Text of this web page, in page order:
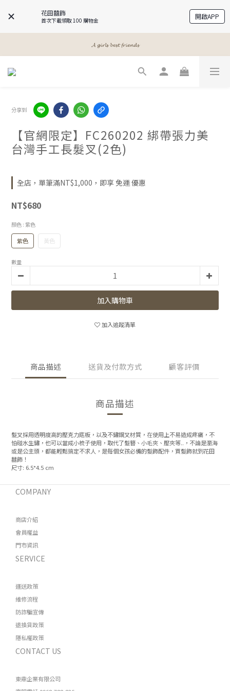
花田囍飾
首次下載領取 100 購物金 開啟APP
𝓐 𝓰𝓲𝓻𝓵𝓼 𝓫𝓮𝓼𝓽 𝓯𝓻𝓲𝓮𝓷𝓭𝓼
𝓐 𝓰𝓲𝓻𝓵𝓼 𝓫𝓮𝓼𝓽 𝓯𝓻𝓲𝓮𝓷𝓭𝓼
分享到
【官網限定】FC260202 綁帶張力美
台灣手工長髮叉(2色)
全店，單筆滿NT$1,000，即享 免運 優惠
NT$680
顏色 : 紫色
紫色 黃色
數量
加入購物車
加入追蹤清單
商品描述 送貨及付款方式 顧客評價
商品描述
髮叉採用透明度高的壓克力底板，以及不鏽鋼叉材質，在使用上不易造成疼痛，不
怕碰水生鏽，也可以當成小梳子使用，取代了髮簪、小毛夾、壓夾等..，不論是瀏海
或是公主頭，都能輕鬆搞定不求人，是每個女孩必備的髮飾配件，買髮飾就到花田
囍飾！
尺寸: 6.5*4.5 cm
COMPANY
商店介紹
會員權益
門市資訊
SERVICE
運送政策
維修流程
防詐騙宣傳
退換貨政策
隱私權政策
CONTACT US
東鼎企業有限公司